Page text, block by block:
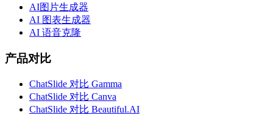
AI图片生成器
AI 图表生成器
AI 语音克隆
产品对比
ChatSlide 对比 Gamma
ChatSlide 对比 Canva
ChatSlide 对比 Beautiful.AI